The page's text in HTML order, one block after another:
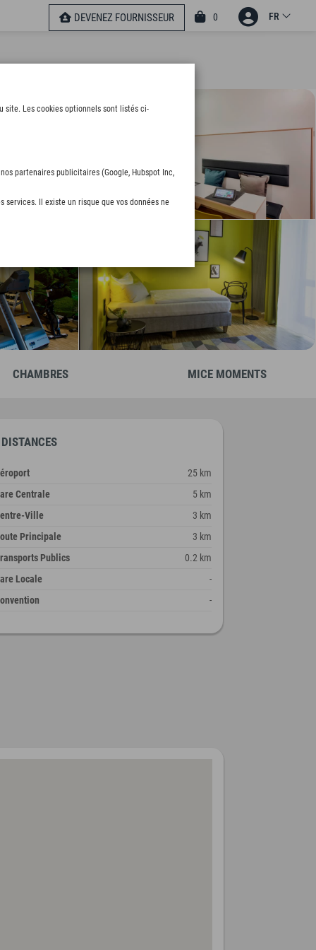
site. Les cookies optionnels sont listés ci-
partenaires publicitaires (Google, Hubspot Inc,
Il existe un risque que vos données ne
DEVENEZ FOURNISSEUR 0 FR
CHAMBRES MICE MOMENTS
DISTANCES
25 km
Centrale
5 km
Ville
3 km
Principale
3 km
Publics
0.2 km
Locale
-
-